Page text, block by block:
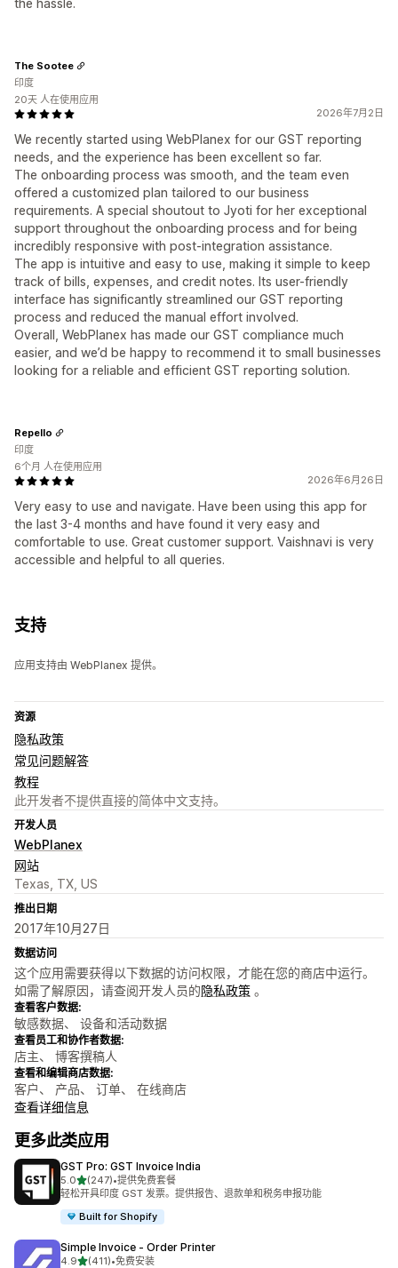
the hassle.
2026年7月2日
We recently started using WebPlanex for our GST reporting
needs, and the experience has been excellent so far.
The onboarding process was smooth, and the team even
offered a customized plan tailored to our business
requirements. A special shoutout to Jyoti for her exceptional
support throughout the onboarding process and for being
incredibly responsive with post-integration assistance.
The app is intuitive and easy to use, making it simple to keep
track of bills, expenses, and credit notes. Its user-friendly
interface has significantly streamlined our GST reporting
process and reduced the manual effort involved.
Overall, WebPlanex has made our GST compliance much
easier, and we’d be happy to recommend it to small businesses
looking for a reliable and efficient GST reporting solution.
The Sootee
印度
20天 人在使用应用
2026年6月26日
Very easy to use and navigate. Have been using this app for
the last 3-4 months and have found it very easy and
comfortable to use. Great customer support. Vaishnavi is very
accessible and helpful to all queries.
Repello
印度
6个月 人在使用应用
支持
应用支持由 WebPlanex 提供。
资源
隐私政策
常见问题解答
教程
此开发者不提供直接的简体中文支持。
开发人员
WebPlanex
网站
Texas, TX, US
推出日期
2017年10月27日
数据访问
这个应用需要获得以下数据的访问权限，才能在您的商店中运行。
如需了解原因，请查阅开发人员的隐私政策 。
查看客户数据:
敏感数据、 设备和活动数据
查看员工和协作者数据:
店主、 博客撰稿人
查看和编辑商店数据:
客户、 产品、 订单、 在线商店
查看详细信息
更多此类应用
GST Pro: GST Invoice India
5.0星（满分 5 星）
(247)
总共 247 条评论
•提供免费套餐
轻松开具印度 GST 发票。提供报告、退款单和税务申报功能
Built for Shopify
Simple Invoice ‑ Order Printer
4.9星（满分 5 星）
(411)•免费安装